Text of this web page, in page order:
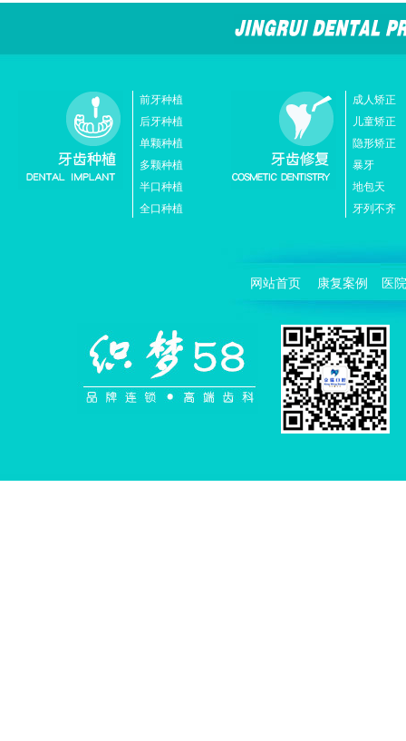
前牙种植
后牙种植
单颗种植
多颗种植
半口种植
全口种植
成人矫正
儿童矫正
隐形矫正
暴牙
地包天
牙列不齐
网站首页 康复案例 医